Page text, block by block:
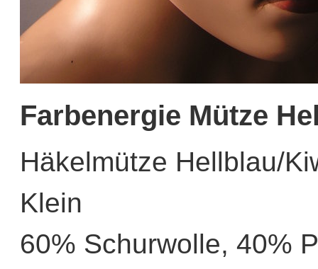
Farbenergie Mütze
Häkelmütze Hellblau/
Klein
60% Schurwolle, 40%